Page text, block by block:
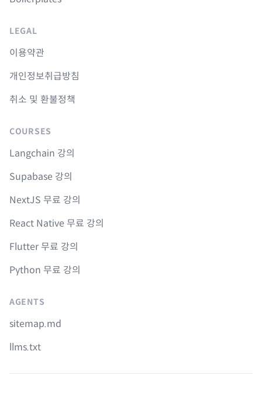
LEGAL
이용약관
개인정보취급방침
취소 및 환불정책
COURSES
Langchain 강의
Supabase 강의
NextJS 무료 강의
React Native 무료 강의
Flutter 무료 강의
Python 무료 강의
AGENTS
sitemap.md
llms.txt